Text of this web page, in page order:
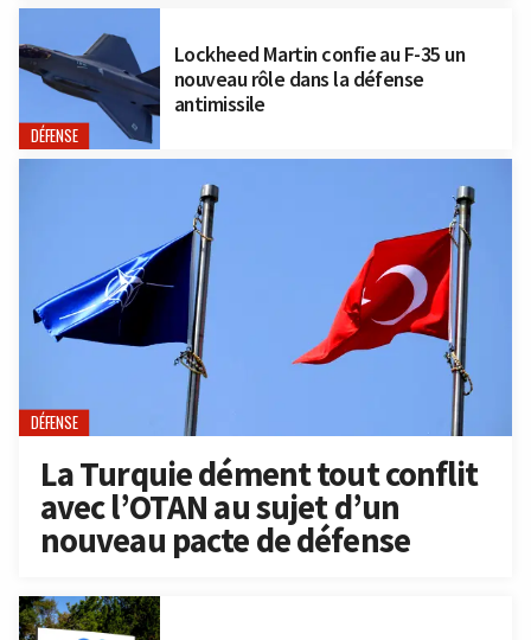
DÉFENSE
Lockheed Martin confie au F-35 un
nouveau rôle dans la défense
antimissile
DÉFENSE
La Turquie dément tout conflit
avec l’OTAN au sujet d’un
nouveau pacte de défense